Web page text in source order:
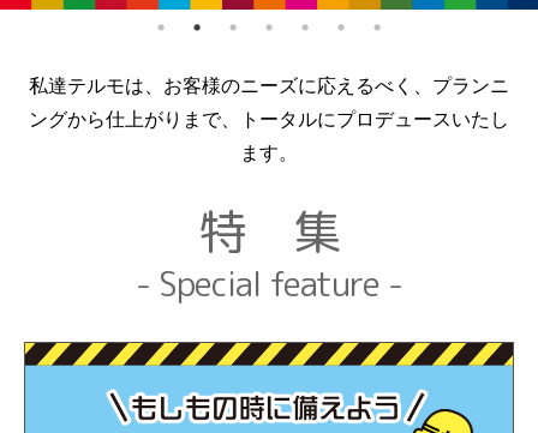
私達テルモは、お客様のニーズに応えるべく、プランニ
ングから仕上がりまで、トータルにプロデュースいたし
ます。
特 集
- Special feature -